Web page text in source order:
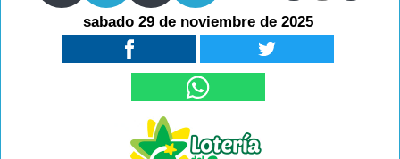
sabado 29 de noviembre de 2025